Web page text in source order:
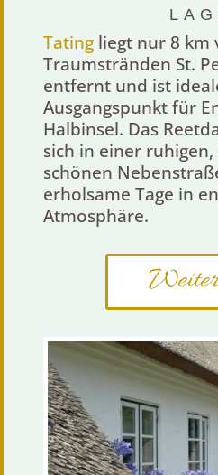
Tating liegt nur 8 km
Traumstränden St.
entfernt und ist
Ausgangspunkt für
Halbinsel. Das
sich in einer
schönen
erholsame Tage in
Atmosphäre.